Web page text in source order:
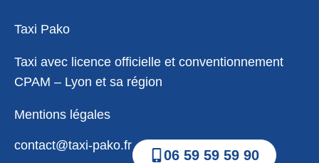
Taxi Pako
Taxi avec licence officielle et conventionnement
CPAM – Lyon et sa région
Mentions légales
contact@taxi-pako.fr
06 59 59 59 90